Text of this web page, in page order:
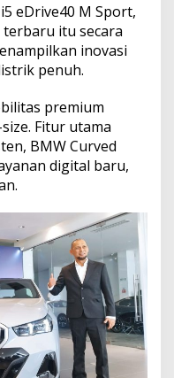
eDrive40 M Sport,
terbaru itu secara
inovasi
penuh.
premium
Fitur utama
BMW Curved
digital baru,